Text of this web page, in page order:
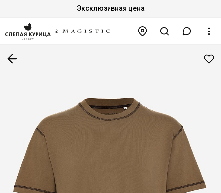
Эксклюзивная цена